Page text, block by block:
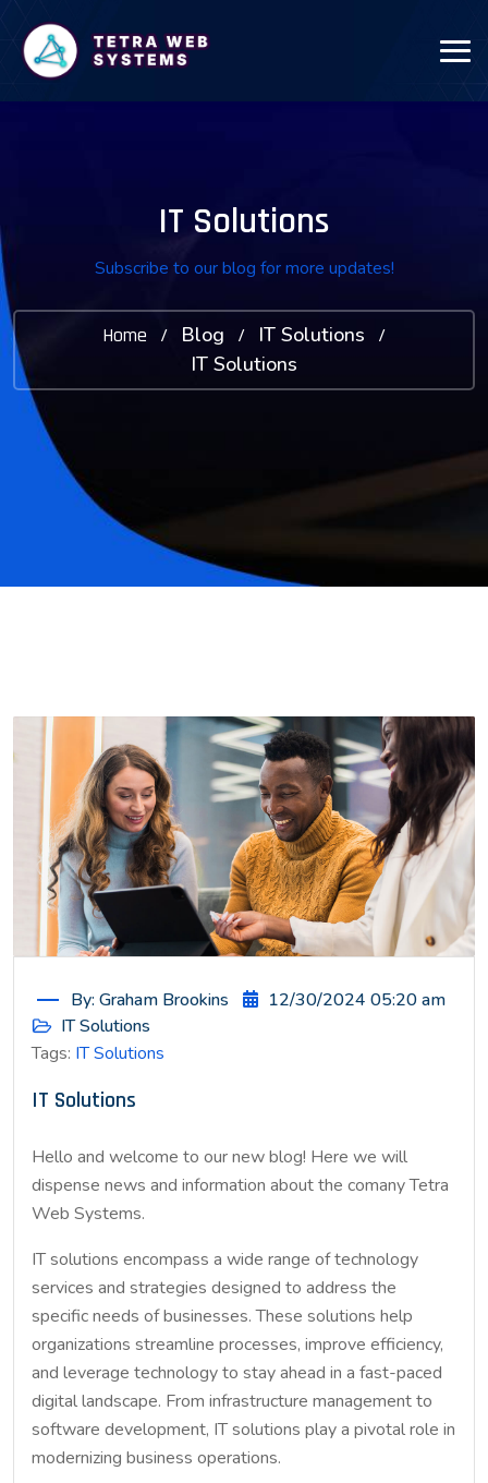
IT Solutions
Subscribe to our blog for more updates!
Home / Blog / IT Solutions /
IT Solutions
By: Graham Brookins
12/30/2024 05:20 am
IT Solutions
Tags: IT Solutions
IT Solutions
Hello and welcome to our new blog! Here we will
dispense news and information about the comany Tetra
Web Systems.
IT solutions encompass a wide range of technology
services and strategies designed to address the
specific needs of businesses. These solutions help
organizations streamline processes, improve efficiency,
and leverage technology to stay ahead in a fast-paced
digital landscape. From infrastructure management to
software development, IT solutions play a pivotal role in
modernizing business operations.